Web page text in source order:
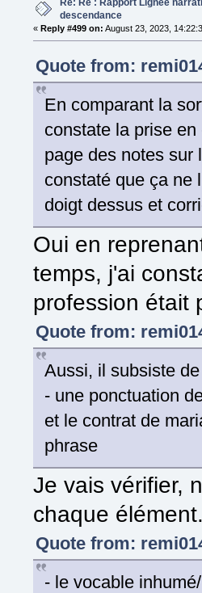
descendance
«Reply #499 on: August 23, 2023,
Quote from:
En comparant la
constate la prise
page des notes sur
constaté que ça ne
doigt dessus et
Oui en
temps, j'ai
profession était
Quote from:
Aussi, il subsiste
- une ponctuation
et le contrat de
phrase
Je vais vérifier,
chaque
Quote from:
- le vocable